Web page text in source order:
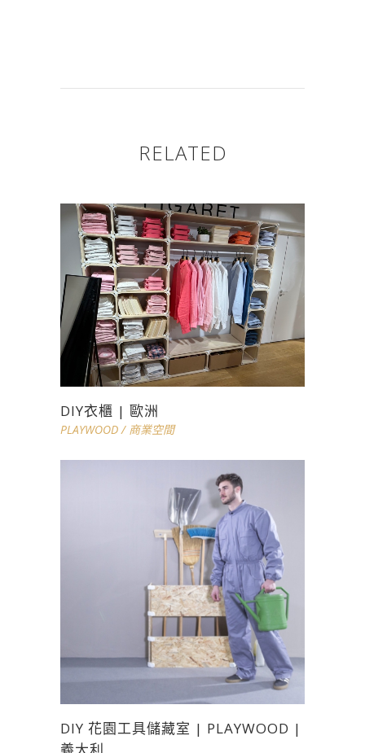
RELATED
DIY衣櫃 | 歐洲
PLAYWOOD/ 商業空間
DIY 花園工具儲藏室 | PLAYWOOD |